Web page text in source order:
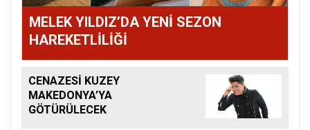
MELEK YILDIZ’DA YENİ SEZON
HAREKETLİLİĞİ
CENAZESİ KUZEY
MAKEDONYA’YA
GÖTÜRÜLECEK